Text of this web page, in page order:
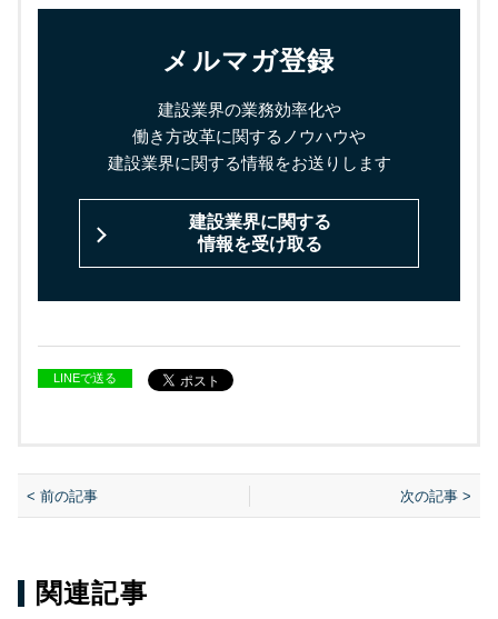
メルマガ登録
建設業界の業務効率化や
働き方改革に関するノウハウや
建設業界に関する情報をお送りします
建設業界に関する
情報を受け取る
LINEで送る
< 前の記事 次の記事 >
関連記事